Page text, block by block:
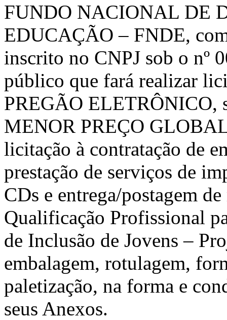
FUNDO NACIONAL DE
EDUCAÇÃO – FNDE,
inscrito no CNPJ sob o nº
público que fará realizar
PREGÃO ELETRÔNICO,
MENOR PREÇO
licitação à contratação de
prestação de serviços de
CDs e entrega/postagem
Qualificação Profissional
de Inclusão de Jovens –
embalagem, rotulagem,
paletização, na forma e
seus Anexos.